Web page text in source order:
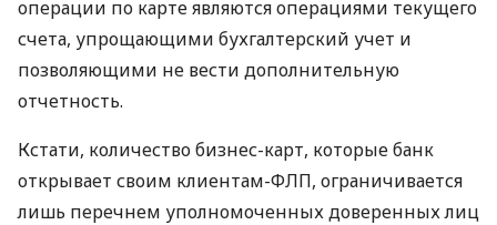
операции по карте являются операциями текущего
счета, упрощающими бухгалтерский учет и
позволяющими не вести дополнительную
отчетность.
Кстати, количество бизнес-карт, которые банк
открывает своим клиентам-ФЛП, ограничивается
лишь перечнем уполномоченных доверенных лиц